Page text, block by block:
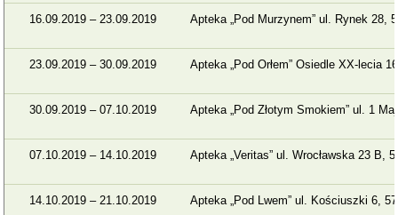
16.09.2019 – 23.09.2019 Apteka „Pod Murzynem” ul. Rynek 28,
23.09.2019 – 30.09.2019 Apteka „Pod Orłem” Osiedle XX-lecia
30.09.2019 – 07.10.2019 Apteka „Pod Złotym Smokiem” ul. 1
07.10.2019 – 14.10.2019 Apteka „Veritas” ul. Wrocławska 23 B,
14.10.2019 – 21.10.2019 Apteka „Pod Lwem” ul. Kościuszki 6,